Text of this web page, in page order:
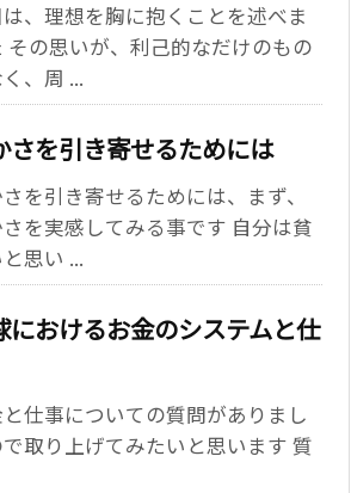
、理想を胸に抱くことを述べま
その思いが、利己的なだけのもの
、周 ...
さを引き寄せるためには
を引き寄せるためには、まず、
を実感してみる事です 自分は貧
思い ...
におけるお金のシステムと仕
仕事についての質問がありまし
取り上げてみたいと思います 質